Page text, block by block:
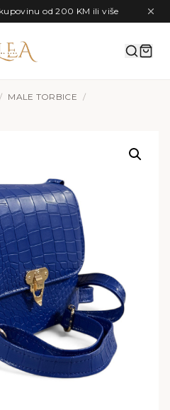
od 200 KM ili više
/ MALE TORBICE /